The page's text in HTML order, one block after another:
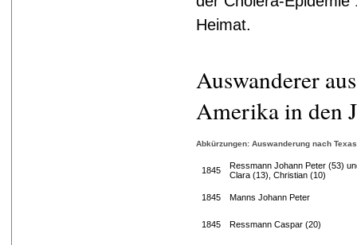
Heimat.
Auswanderer
Amerika in den
Abkürzungen: Auswanderung nach
1845
Ressmann Johann Peter (53)
Clara (13), Christian (10)
1845 Manns Johann Peter
1845 Ressmann Caspar (20)